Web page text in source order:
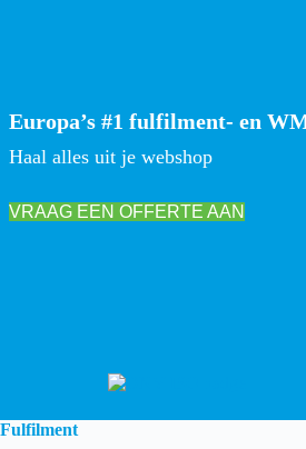
Europa’s #1 fulfilment- en
Haal alles uit je webshop
VRAAG EEN OFFERTE AAN
Fulfilment